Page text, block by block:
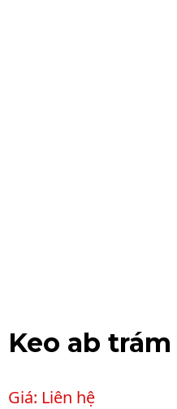
Keo ab
Giá: Liên hệ